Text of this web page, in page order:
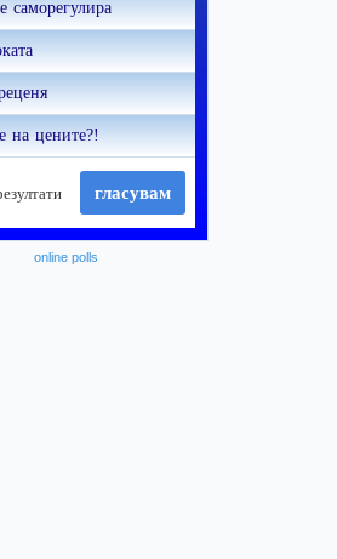
online polls